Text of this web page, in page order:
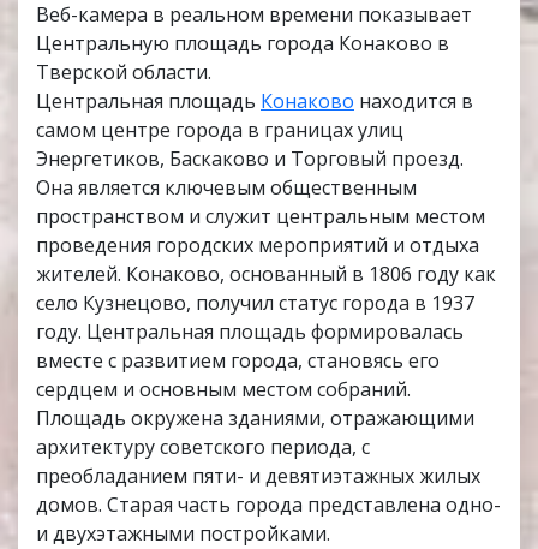
Веб-камера в реальном времени показывает
Центральную площадь города Конаково в
Тверской области.
Центральная площадь Конаково находится в
самом центре города в границах улиц
Энергетиков, Баскаково и Торговый проезд.
Она является ключевым общественным
пространством и служит центральным местом
проведения городских мероприятий и отдыха
жителей. Конаково, основанный в 1806 году как
село Кузнецово, получил статус города в 1937
году. Центральная площадь формировалась
вместе с развитием города, становясь его
сердцем и основным местом собраний.
Площадь окружена зданиями, отражающими
архитектуру советского периода, с
преобладанием пяти- и девятиэтажных жилых
домов. Старая часть города представлена одно-
и двухэтажными постройками.